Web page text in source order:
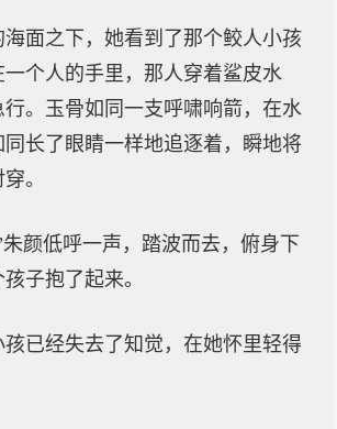
面之下，她看到了那个鲛人小孩
个人的手里，那人穿着鲨皮水
。玉骨如同一支呼啸响箭，在水
同长了眼睛一样地追逐着，瞬地将
。
朱颜低呼一声，踏波而去，俯身下
子抱了起来。
孩已经失去了知觉，在她怀里轻得